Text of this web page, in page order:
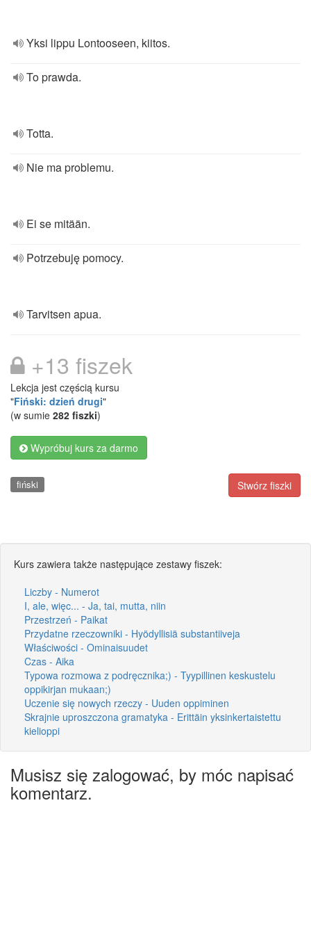
Yksi lippu Lontooseen, kiitos.
To prawda.
Totta.
Nie ma problemu.
Ei se mitään.
Potrzebuję pomocy.
Tarvitsen apua.
+13 fiszek
Lekcja jest częścią kursu
"Fiński: dzień drugi"
(w sumie 282 fiszki)
Wypróbuj kurs za darmo
Stwórz fiszki
fiński
Kurs zawiera także następujące zestawy fiszek:
Liczby - Numerot
I, ale, więc... - Ja, tai, mutta, niin
Przestrzeń - Paikat
Przydatne rzeczowniki - Hyödyllisiä substantiiveja
Właściwości - Ominaisuudet
Czas - Aika
Typowa rozmowa z podręcznika;) - Tyypillinen keskustelu
oppikirjan mukaan;)
Uczenie się nowych rzeczy - Uuden oppiminen
Skrajnie uproszczona gramatyka - Erittäin yksinkertaistettu
kielioppi
Musisz się zalogować, by móc napisać
komentarz.